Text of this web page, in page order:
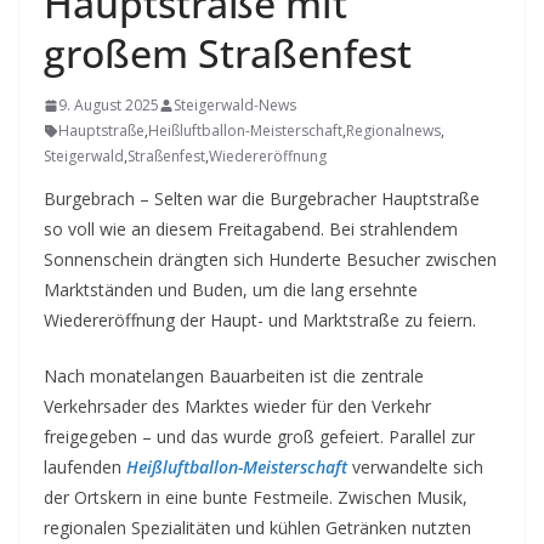
großem Straßenfest
9. August 2025
Steigerwald-News
Hauptstraße,Heißluftballon-Meisterschaft,Regionalnews,
Steigerwald,Straßenfest,Wiedereröffnung
Burgebrach – Selten war die Burgebracher Hauptstraße
so voll wie an diesem Freitagabend. Bei strahlendem
Sonnenschein drängten sich Hunderte Besucher zwischen
Marktständen und Buden, um die lang ersehnte
Wiedereröffnung der Haupt- und Marktstraße zu feiern.
Nach monatelangen Bauarbeiten ist die zentrale
Verkehrsader des Marktes wieder für den Verkehr
freigegeben – und das wurde groß gefeiert. Parallel zur
laufenden Heißluftballon-Meisterschaftverwandelte sich
der Ortskern in eine bunte Festmeile. Zwischen Musik,
regionalen Spezialitäten und kühlen Getränken nutzten